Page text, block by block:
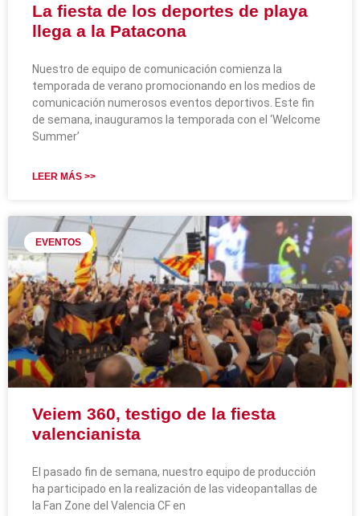
La fiesta de los deportes de playa
llega a la Patacona
Nuestro de equipo de comunicación comienza la
temporada de verano promocionando en los medios de
comunicación numerosos eventos deportivos. Este fin
de semana, inauguramos la temporada con el ‘Welcome
Summer’
LEER MÁS >>
EVENTOS
Veiem 360, testigo de la fiesta
valencianista
El pasado fin de semana, nuestro equipo de producción
ha participado en la realización de las videopantallas de
la Fan Zone del Valencia CF en